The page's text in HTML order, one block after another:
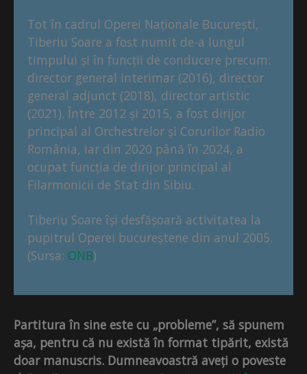
Tot în cadrul Operei Naționale București,
Tiberiu Soare a fost numit de-a lungul
timpului și în funcții de conducere precum:
director general interimar (2016), director
general adjunct (2018), director artistic
(2021). Între 2012 și 2015, a fost dirijor
principal al Orchestrelor și Corurilor Radio
România, iar din 2020 până în 2024, a
ocupat funcția de dirijor principal al
Filarmonicii de Stat din Sibiu.
Tiberiu Soare își desfășoară activitatea la
pupitrul Operei bucureștene din anul 2005.
(Sursa: ONB)
Partitura în sine este cu „probleme”, să spunem
așa, pentru că nu există în format tipărit, există
doar manuscris. Dumneavoastră aveți o poveste